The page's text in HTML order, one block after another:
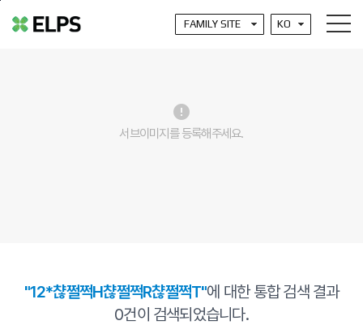
error
서브이미지를 등록해주세요.
"12*챦쩔쩍H챦쩔쩍R챦쩔쩍T"에 대한 통합 검색 결과
0건이 검색되었습니다.